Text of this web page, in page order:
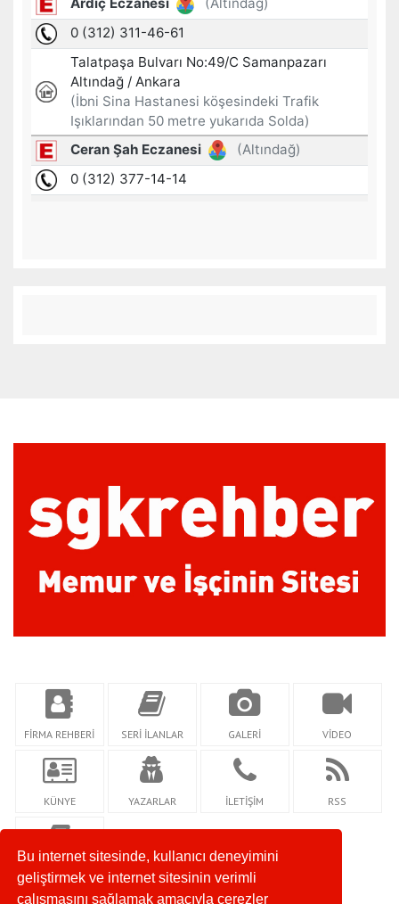
Bu internet sitesinde, kullanıcı deneyimini
geliştirmek ve internet sitesinin verimli
çalışmasını sağlamak amacıyla çerezler
FİRMA REHBERİ SERİ İLANLAR GALERİ VİDEO
KÜNYE YAZARLAR İLETİŞİM RSS